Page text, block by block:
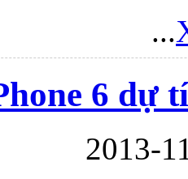
...
6 dự
2013-